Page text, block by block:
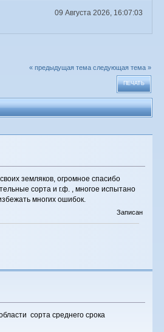
09 Августа 2026, 16:07:03
« предыдущая тема следующая тема »
ПЕЧАТЬ
земляков, огромное спасибо
сорта и г.ф. , многое испытано
многих ошибок.
Записан
сорта среднего срока